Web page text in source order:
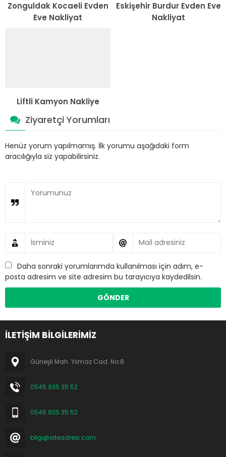
Zonguldak Kocaeli Evden
Eve Nakliyat
Eskişehir Burdur Evden Eve
Nakliyat
Liftli Kamyon Nakliye
Ziyaretçi Yorumları
Henüz yorum yapılmamış. İlk yorumu aşağıdaki form
aracılığıyla siz yapabilirsiniz.
Daha sonraki yorumlarımda kullanılması için adım, e-
posta adresim ve site adresim bu tarayıcıya kaydedilsin.
İLETİŞİM BİLGİLERİMİZ
Güneşli Mah. Yılmaz Cad. No:8
0545 935 35 52
0545 935 35 52
bilgi@siteadresi.com